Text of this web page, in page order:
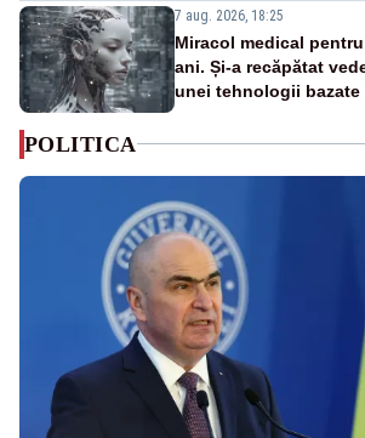
7 aug. 2026, 18:25
Miracol medical
ani. Și-a recăpătat
unei tehnologii bazate
POLITICA